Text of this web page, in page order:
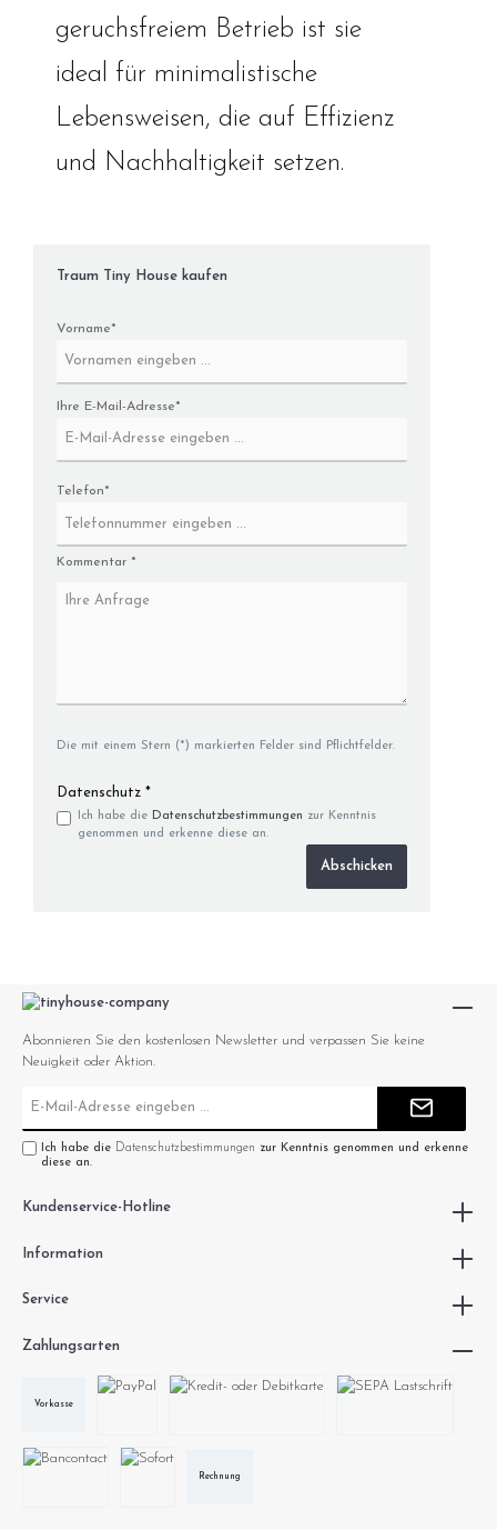
geruchsfreiem Betrieb ist sie
ideal für minimalistische
Lebensweisen, die auf Effizienz
und Nachhaltigkeit setzen.
Traum Tiny House kaufen
Vorname*
Ihre E-Mail-Adresse*
Telefon*
Kommentar *
Die mit einem Stern (*) markierten Felder sind Pflichtfelder.
Datenschutz *
Ich habe die Datenschutzbestimmungen zur Kenntnis
genommen und erkenne diese an.
Abschicken
Zahlungsarten
Vorkasse
Rechnung
Abonnieren Sie den kostenlosen Newsletter und verpassen Sie keine
Neuigkeit oder Aktion.
Ich habe die Datenschutzbestimmungen zur Kenntnis genommen und erkenne
diese an.
Kundenservice-Hotline
Information
Service